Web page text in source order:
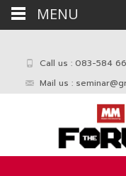
Call us : 083-584
Mail us :
MENU